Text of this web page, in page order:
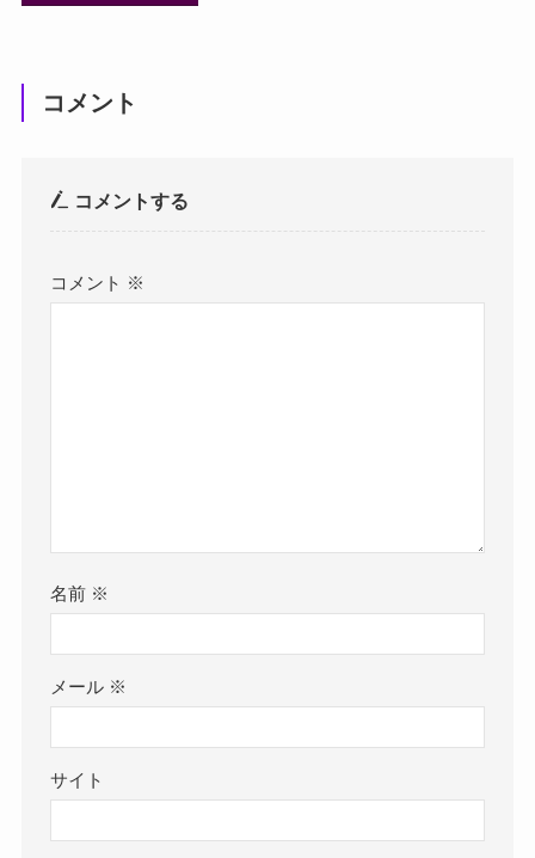
コメント
コメントする
コメント ※
名前 ※
メール ※
サイト